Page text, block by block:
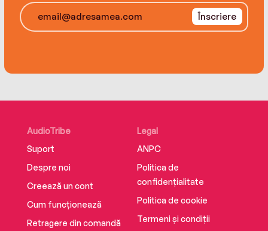
Înscriere
AudioTribe
Suport
Despre noi
Creează un cont
Cum funcționează
Retragere din comandă
Legal
ANPC
Politica de
confidențialitate
Politica de cookie
Termeni și condiții